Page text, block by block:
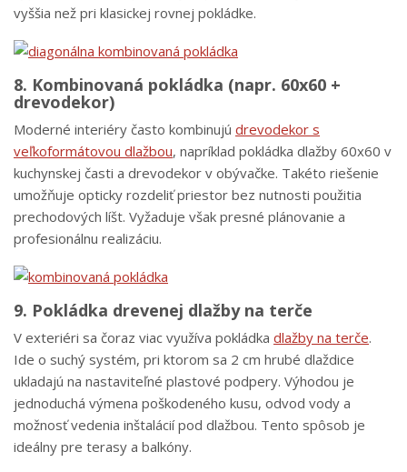
vyššia než pri klasickej rovnej pokládke.
8. Kombinovaná pokládka (napr. 60x60 +
drevodekor)
Moderné interiéry často kombinujú drevodekor s
veľkoformátovou dlažbou, napríklad pokládka dlažby 60x60 v
kuchynskej časti a drevodekor v obývačke. Takéto riešenie
umožňuje opticky rozdeliť priestor bez nutnosti použitia
prechodových líšt. Vyžaduje však presné plánovanie a
profesionálnu realizáciu.
9. Pokládka drevenej dlažby na terče
V exteriéri sa čoraz viac využíva pokládka dlažby na terče.
Ide o suchý systém, pri ktorom sa 2 cm hrubé dlaždice
ukladajú na nastaviteľné plastové podpery. Výhodou je
jednoduchá výmena poškodeného kusu, odvod vody a
možnosť vedenia inštalácií pod dlažbou. Tento spôsob je
ideálny pre terasy a balkóny.